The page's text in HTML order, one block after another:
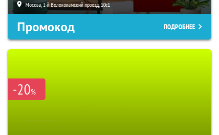
Москва, 1-й Волоколамский проезд, 10с1
Промокод ПОДРОБНЕЕ
-20%